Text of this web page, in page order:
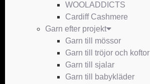
WOOLADDICTS
Cardiff Cashmere
Garn efter projekt
Garn till mössor
Garn till tröjor och koftor
Garn till sjalar
Garn till babykläder